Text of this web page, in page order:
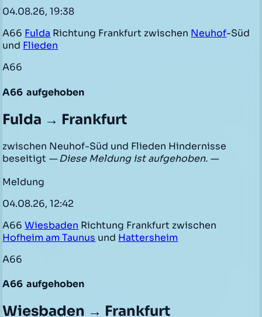
04.08.26, 19:38
A66 Fulda Richtung Frankfurt zwischen Neuhof-Süd
und Flieden
A66
A66 aufgehoben
Fulda → Frankfurt
zwischen Neuhof-Süd und Flieden Hindernisse
beseitigt — Diese Meldung ist aufgehoben. —
Meldung
04.08.26, 12:42
A66Wiesbaden Richtung Frankfurt zwischen
Hofheim am Taunus und Hattersheim
A66
A66 aufgehoben
Wiesbaden → Frankfurt